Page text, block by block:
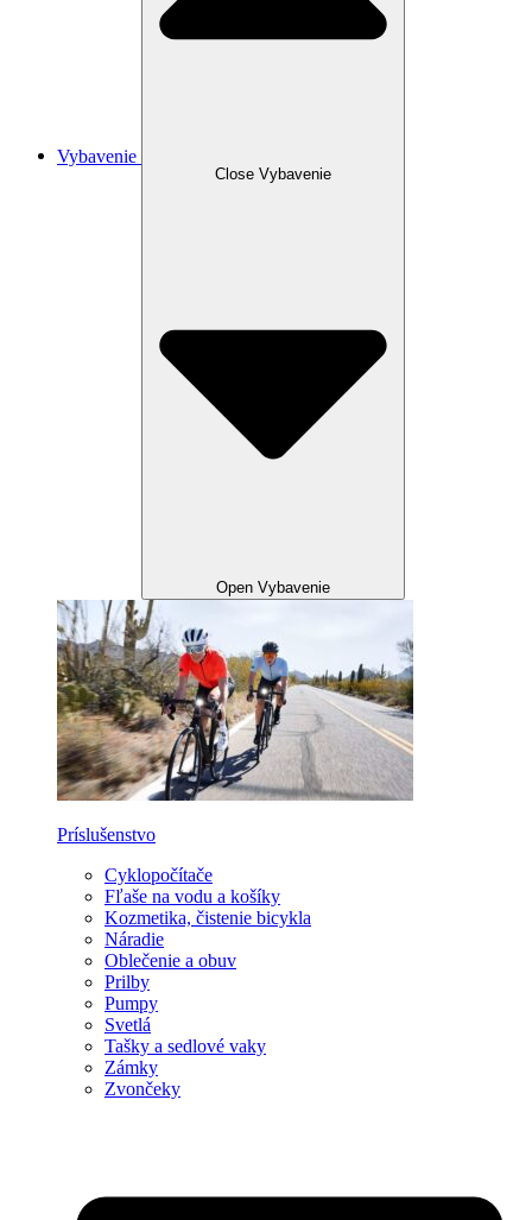
Vybavenie
Close Vybavenie
Open Vybavenie
Príslušenstvo
Cyklopočítače
Fľaše na vodu a košíky
Kozmetika, čistenie bicykla
Náradie
Oblečenie a obuv
Prilby
Pumpy
Svetlá
Tašky a sedlové vaky
Zámky
Zvončeky